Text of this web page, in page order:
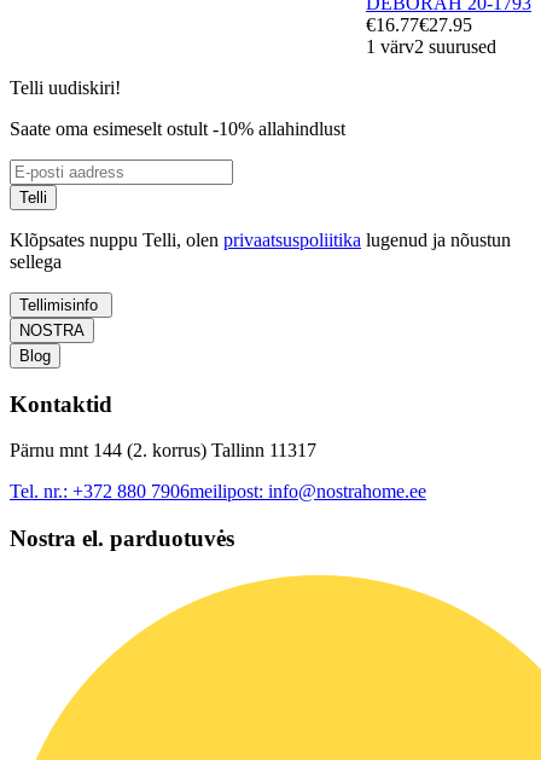
€16.77€27.95
1 värv2 suurused
Telli uudiskiri!
Saate oma esimeselt ostult -10% allahindlust
Telli
Klõpsates nuppu Telli, olen privaatsuspoliitika lugenud ja nõustun
sellega
Tellimisinfo
NOSTRA
Blog
Kontaktid
Pärnu mnt 144 (2. korrus) Tallinn 11317
Tel. nr.: +372 880 7906meilipost: info@nostrahome.ee
Nostra el. parduotuvės